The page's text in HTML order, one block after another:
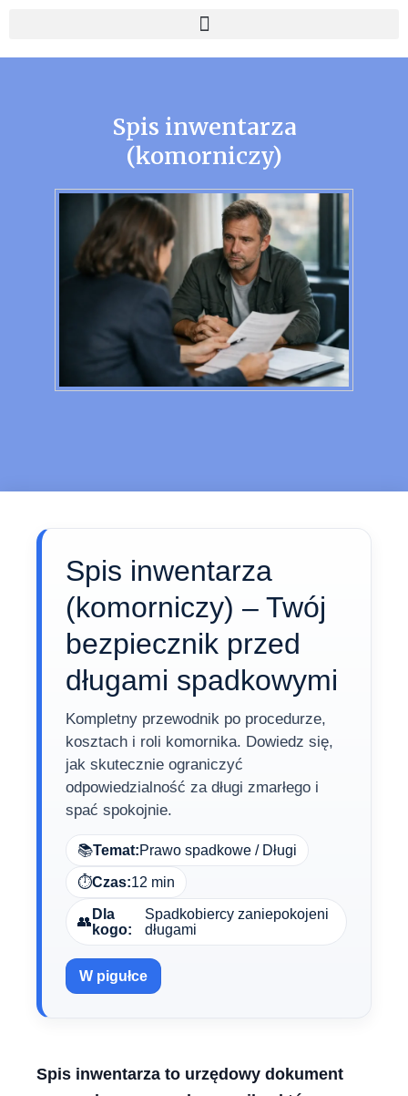
Spis inwentarza
(komorniczy)
Spis inwentarza
(komorniczy) – Twój
bezpiecznik przed
długami spadkowymi
Kompletny przewodnik po procedurze,
kosztach i roli komornika. Dowiedz się,
jak skutecznie ograniczyć
odpowiedzialność za długi zmarłego i
spać spokojnie.
📚Temat:Prawo spadkowe / Długi
⏱️Czas:12 min
👥 Dla
kogo:
Spadkobiercy zaniepokojeni
długami
W pigułce
Spis inwentarza to urzędowy dokument